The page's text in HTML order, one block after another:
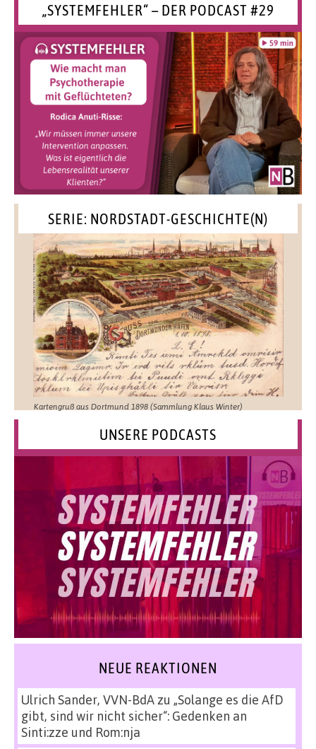
„SYSTEMFEHLER“ – DER PODCAST #29
SERIE: NORDSTADT-GESCHICHTE(N)
Kartengruß aus Dortmund 1898 (Sammlung Klaus Winter)
UNSERE PODCASTS
NEUE REAKTIONEN
Ulrich Sander, VVN-BdAzu „Solange es die AfD
gibt, sind wir nicht sicher“: Gedenken an
Sinti:zze und Rom:nja